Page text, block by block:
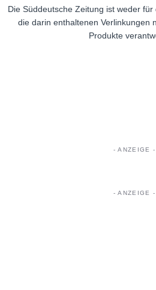
Die Süddeutsche Zeitung ist weder
die darin enthaltenen Verlinkungen
Produkte